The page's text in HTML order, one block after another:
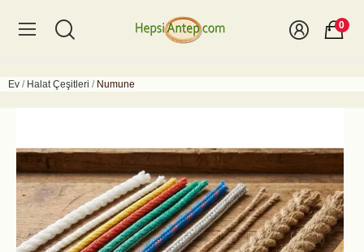
0
Ev Halat Çeşitleri Numune